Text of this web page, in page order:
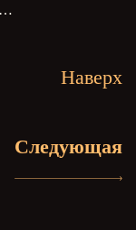
Наверх
Следующая